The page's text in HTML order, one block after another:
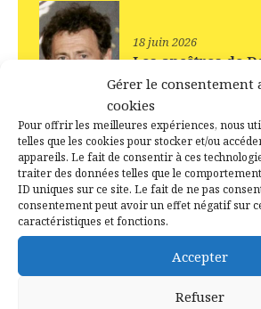
Gérer le consentement
cookies
Pour offrir les meilleures expériences, nous
telles que les cookies pour stocker et/ou
appareils. Le fait de consentir à ces
traiter des données telles que le
ID uniques sur ce site. Le fait de ne pas
consentement peut avoir un effet négatif sur
caractéristiques et fonctions.
Accepter
Refuser
18 juin 2026
Les ancêtres de
sont d’Augan,
18 juin 2026
La vie d’autrefois
Campénéac (56)
3 mai 2026
Vidéo réalisée
d’après une photo